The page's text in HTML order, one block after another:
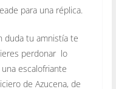
para una réplica.
duda tu amnistía te
perdonar lo
escalofriante
de Azucena, de